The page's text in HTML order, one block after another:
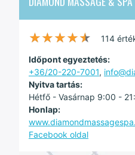
★★★★★
★★★★★ 114
Időpont egyeztetés:
+36/20-220-7001,
Nyitva tartás:
Hétfő - Vasárnap 9:00 -
Honlap:
Facebook oldal